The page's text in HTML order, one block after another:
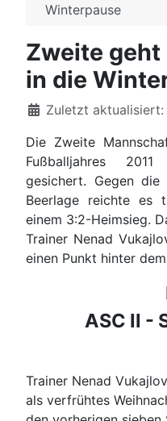
Winterpause
Zweite geht
in die
DetailsZuletzt aktualisiert:
Die Zweite
Fußballjahres
gesichert. Gegen
Beerlage reichte es
einem 3:2-Heimsieg.
Trainer Nenad
einen Punkt hinter
ASC II -
Trainer Nenad
als verfrühtes